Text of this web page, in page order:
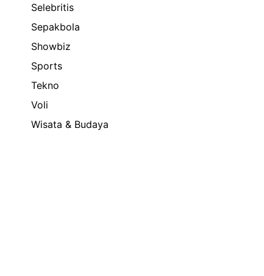
Selebritis
Sepakbola
Showbiz
Sports
Tekno
Voli
Wisata & Budaya